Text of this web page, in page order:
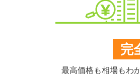
完
最高価格も相場もわ